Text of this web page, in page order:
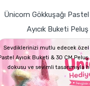
Ünicorn Gökkuşağı Pastel
Ayıcık Buketi Peluş
Sevdiklerinizi mutlu edecek özel
Ayıcık Buketi & 30 CM Peluş
dokusu ve sevimli tasarımıyla